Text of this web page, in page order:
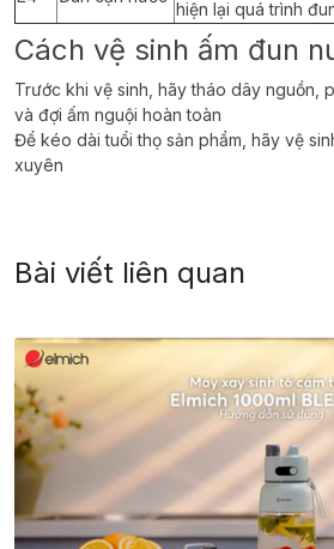
hiện lại quá trình
Cách vệ sinh ấm đun
Trước khi vệ sinh, hãy tháo dây nguồn,
và đợi ấm nguội hoàn toàn
Để kéo dài tuổi thọ sản phẩm, hãy vệ
xuyên
Bài viết liên quan